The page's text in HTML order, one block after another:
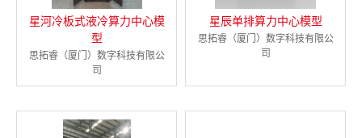
星河冷板式液冷算力中心模
型
思拓睿（厦门）数字科技有限公
司
星辰单排算力中心模型
思拓睿（厦门）数字科技有限公
司